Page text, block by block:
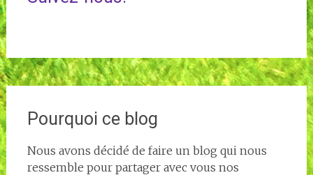
Pourquoi ce blog
Nous avons décidé de faire un blog qui nous
ressemble pour partager avec vous nos